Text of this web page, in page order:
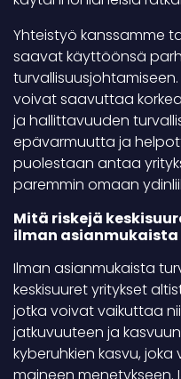
Yhteistyö kanssamme
saavat käyttöönsä
voivat saavuttaa
ja hallittavuuden
epävarmuutta ja
puolestaan antaa
paremmin omaan
Mitä riskejä
ilman
Ilman asianmukaista
keskisuuret yritykset
jotka voivat vaikuttaa
jatkuvuuteen ja
kyberuhkien kasvu,